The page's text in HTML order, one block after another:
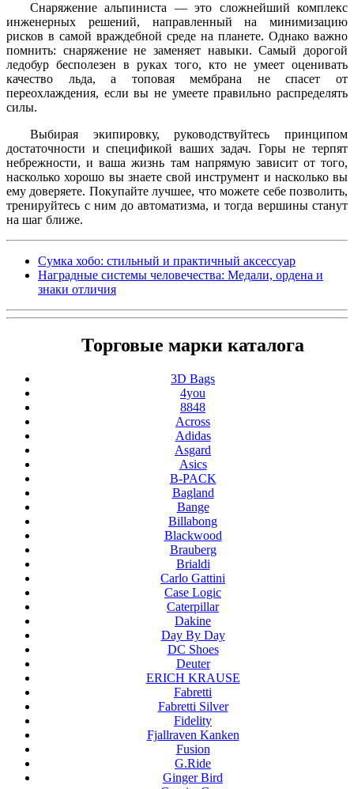
Снаряжение альпиниста — это сложнейший комплекс
инженерных решений, направленный на минимизацию
рисков в самой враждебной среде на планете. Однако важно
помнить: снаряжение не заменяет навыки. Самый дорогой
ледобур бесполезен в руках того, кто не умеет оценивать
качество льда, а топовая мембрана не спасет от
переохлаждения, если вы не умеете правильно распределять
силы.
Выбирая экипировку, руководствуйтесь принципом
достаточности и спецификой ваших задач. Горы не терпят
небрежности, и ваша жизнь там напрямую зависит от того,
насколько хорошо вы знаете свой инструмент и насколько вы
ему доверяете. Покупайте лучшее, что можете себе позволить,
тренируйтесь с ним до автоматизма, и тогда вершины станут
на шаг ближе.
Сумка хобо: стильный и практичный аксессуар
Наградные системы человечества: Медали, ордена и
знаки отличия
Торговые марки каталога
3D Bags
4you
8848
Across
Adidas
Asgard
Asics
B-PACK
Bagland
Bange
Billabong
Blackwood
Brauberg
Brialdi
Carlo Gattini
Case Logic
Caterpillar
Dakine
Day By Day
DC Shoes
Deuter
ERICH KRAUSE
Fabretti
Fabretti Silver
Fidelity
Fjallraven Kanken
Fusion
G.Ride
Ginger Bird